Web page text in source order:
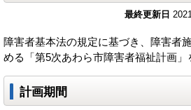
最終更新日
障害者基本法の規定に基づき、障害者
める「第5次あわら市障害者福祉計画」
計画期間